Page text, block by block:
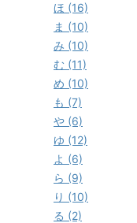
ほ (16)
ま (10)
み (10)
む (11)
め (10)
も (7)
や (6)
ゆ (12)
よ (6)
ら (9)
り (10)
る (2)